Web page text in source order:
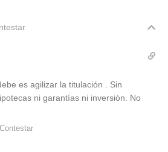
es agilizar la titulación . Sin
ni garantías ni inversión. No
Contestar